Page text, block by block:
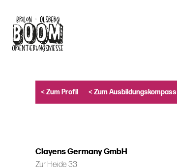
content
< Zum Profil < Zum Ausbildungskompass
Clayens Germany GmbH
Zur Heide 33